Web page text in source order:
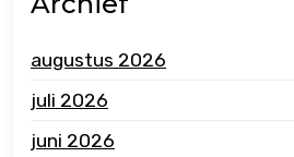
augustus 2026
juli 2026
juni 2026